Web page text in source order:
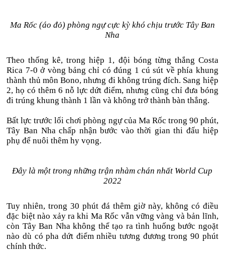
Ma Rốc (áo đỏ) phòng ngự cực kỳ khó chịu trước Tây Ban
Nha
Theo thống kê, trong hiệp 1, đội bóng từng thắng Costa
Rica 7-0 ở vòng bảng chỉ có đúng 1 cú sút về phía khung
thành thủ môn Bono, nhưng đi không trúng đích. Sang hiệp
2, họ có thêm 6 nỗ lực dứt điểm, nhưng cũng chỉ đưa bóng
đi trúng khung thành 1 lần và không trở thành bàn thắng.
Bất lực trước lối chơi phòng ngự của Ma Rốc trong 90 phút,
Tây Ban Nha chấp nhận bước vào thời gian thi đấu hiệp
phụ để nuôi thêm hy vọng.
Đây là một trong những trận nhàm chán nhất World Cup
2022
Tuy nhiên, trong 30 phút đá thêm giờ này, không có điều
đặc biệt nào xảy ra khi Ma Rốc vẫn vững vàng và bản lĩnh,
còn Tây Ban Nha không thể tạo ra tình huống bước ngoặt
nào dù có pha dứt điểm nhiều tương đương trong 90 phút
chính thức.